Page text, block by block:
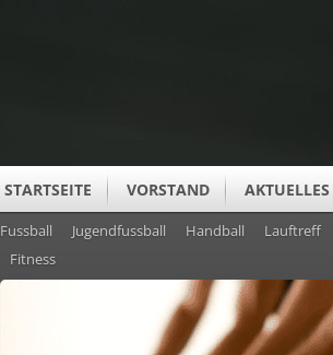
STARTSEITE VORSTAND AKTUELLES
SUS CLUBHEIM
Fussball Jugendfussball Handball Lauftreff
Fitness